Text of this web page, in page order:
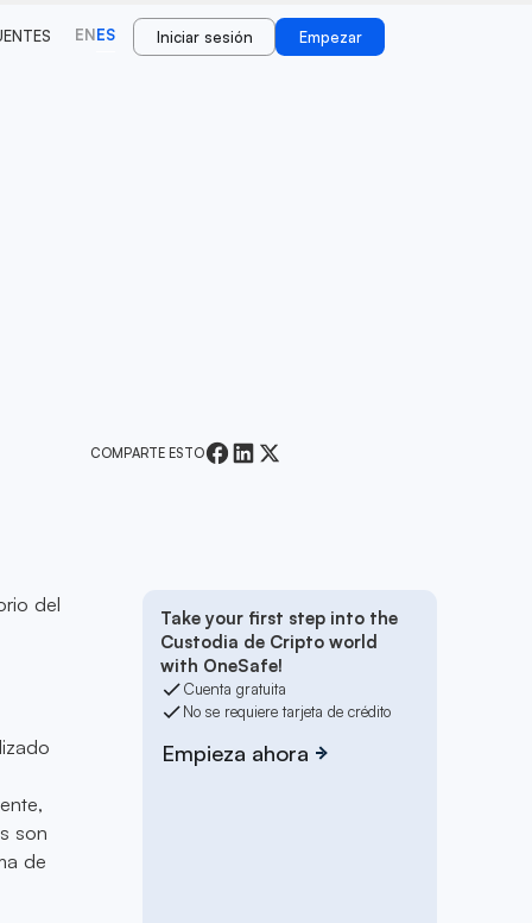
ENES Iniciar sesión Empezar
COMPARTE ESTO
del
son
de
Take your first step into the
Custodia de Cripto world
with OneSafe!
Cuenta gratuita
No se requiere tarjeta de crédito
Empieza ahora